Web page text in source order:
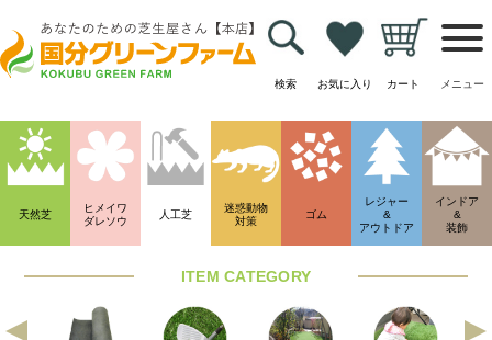
検索 お気に入り カート メニュー